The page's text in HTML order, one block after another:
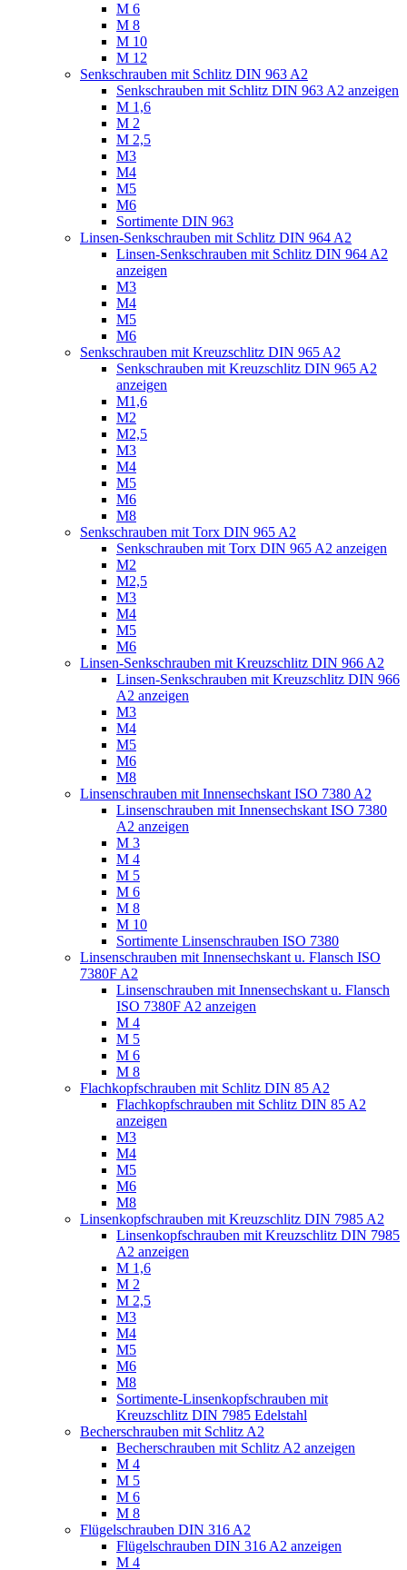
M 6
M 8
M 10
M 12
Senkschrauben mit Schlitz DIN 963 A2
Senkschrauben mit Schlitz DIN 963 A2 anzeigen
M 1,6
M 2
M 2,5
M3
M4
M5
M6
Sortimente DIN 963
Linsen-Senkschrauben mit Schlitz DIN 964 A2
Linsen-Senkschrauben mit Schlitz DIN 964 A2
anzeigen
M3
M4
M5
M6
Senkschrauben mit Kreuzschlitz DIN 965 A2
Senkschrauben mit Kreuzschlitz DIN 965 A2
anzeigen
M1,6
M2
M2,5
M3
M4
M5
M6
M8
Senkschrauben mit Torx DIN 965 A2
Senkschrauben mit Torx DIN 965 A2 anzeigen
M2
M2,5
M3
M4
M5
M6
Linsen-Senkschrauben mit Kreuzschlitz DIN 966 A2
Linsen-Senkschrauben mit Kreuzschlitz DIN 966
A2 anzeigen
M3
M4
M5
M6
M8
Linsenschrauben mit Innensechskant ISO 7380 A2
Linsenschrauben mit Innensechskant ISO 7380
A2 anzeigen
M 3
M 4
M 5
M 6
M 8
M 10
Sortimente Linsenschrauben ISO 7380
Linsenschrauben mit Innensechskant u. Flansch ISO
7380F A2
Linsenschrauben mit Innensechskant u. Flansch
ISO 7380F A2 anzeigen
M 4
M 5
M 6
M 8
Flachkopfschrauben mit Schlitz DIN 85 A2
Flachkopfschrauben mit Schlitz DIN 85 A2
anzeigen
M3
M4
M5
M6
M8
Linsenkopfschrauben mit Kreuzschlitz DIN 7985 A2
Linsenkopfschrauben mit Kreuzschlitz DIN 7985
A2 anzeigen
M 1,6
M 2
M 2,5
M3
M4
M5
M6
M8
Sortimente-Linsenkopfschrauben mit
Kreuzschlitz DIN 7985 Edelstahl
Becherschrauben mit Schlitz A2
Becherschrauben mit Schlitz A2 anzeigen
M 4
M 5
M 6
M 8
Flügelschrauben DIN 316 A2
Flügelschrauben DIN 316 A2 anzeigen
M 4